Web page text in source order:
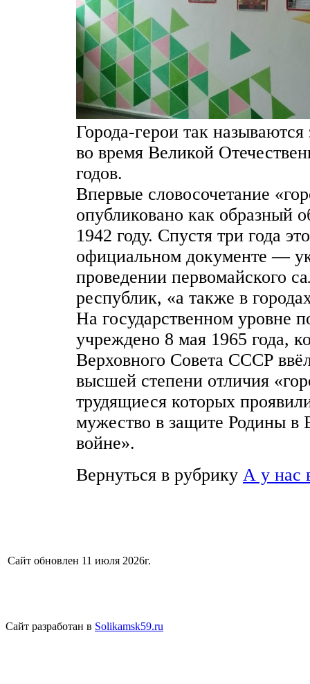
Города-герои так
во время Великой
годов.
Впервые словосочетание
опубликовано как образный
1942 году. Спустя три года
официальном документе —
проведении первомайского
республик, «а также в
На государственном уровне
учреждено 8 мая 1965 года,
Верховного Совета СССР
высшей степени отличия
трудящиеся которых
мужество в защите Родины в
войне».
Вернуться в рубрику А у нас
Сайт обновлен 11 июля 2026г.
Сайт разработан в Solikamsk59.ru